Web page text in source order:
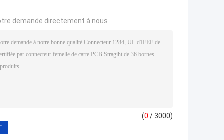
demande directement à nous
(0 / 3000)